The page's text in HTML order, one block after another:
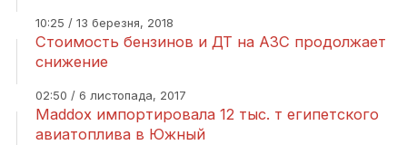
10:25 / 13 березня, 2018
Стоимость бензинов и ДТ на АЗС продолжает
снижение
02:50 / 6 листопада, 2017
Maddox импортировала 12 тыс. т египетского
авиатоплива в Южный